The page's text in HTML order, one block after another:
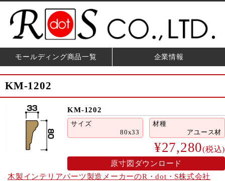
モールディング商品一覧 企業情報
KM-1202
KM-1202
サイズ
80x33
材種
アユース材
¥27,280(税込)
原寸図ダウンロード
木製インテリアパーツ製造メーカーのR・dot・S株式会社